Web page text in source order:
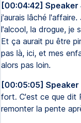
[00:04:42] Speaker
j'aurais lâché
l'alcool, la drogue, je
Et ça aurait pu être
pas là, ici, et mes
alors pas loin.
[00:05:05] Speaker
fort. C'est ce que dit
remonter la pente